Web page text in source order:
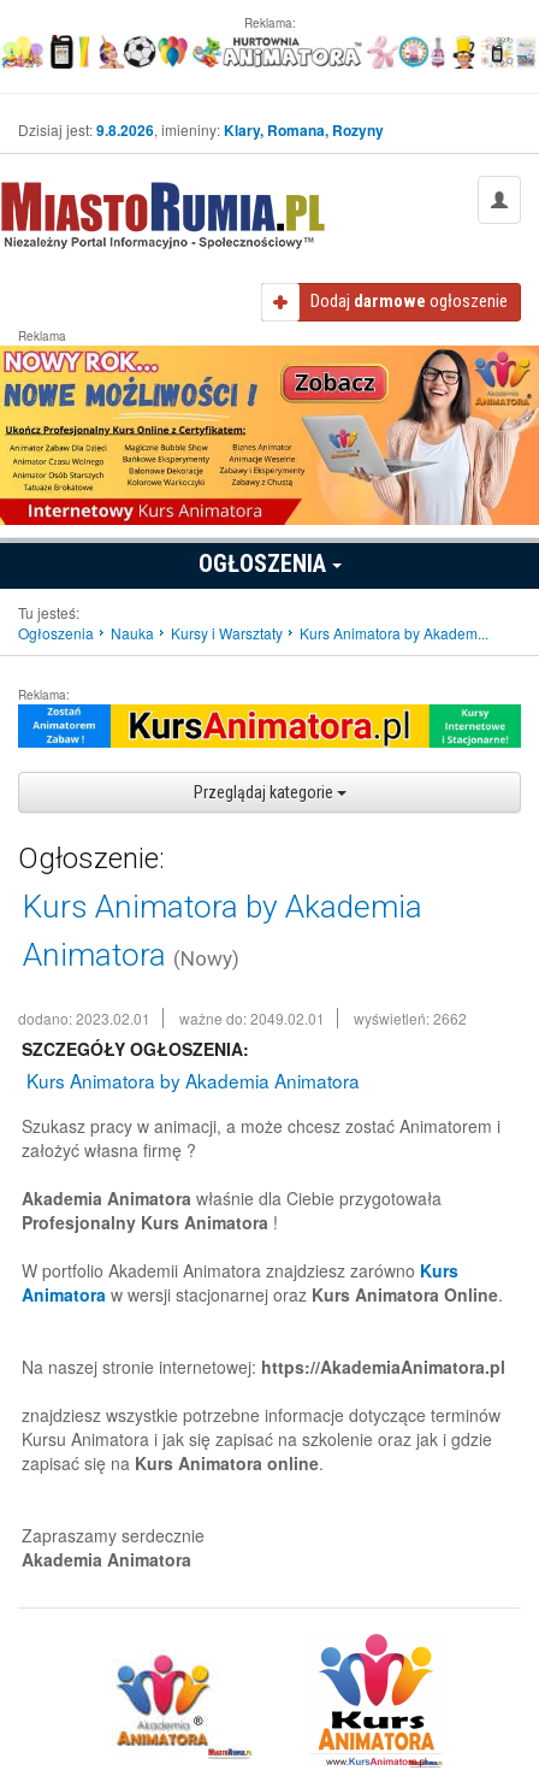
Reklama:
Dzisiaj jest:9.8.2026, imieniny:Klary, Romana, Rozyny
Dodaj darmowe ogłoszenie
Reklama
OGŁOSZENIA
Tu jesteś:
Ogłoszenia
Nauka Kursy i Warsztaty Kurs Animatora by Akadem...
Reklama:
Przeglądaj kategorie
Ogłoszenie:
Kurs Animatora by Akademia
Animatora (Nowy)
dodano: 2023.02.01 ważne do: 2049.02.01 wyświetleń: 2662
SZCZEGÓŁY OGŁOSZENIA:
Kurs Animatora by Akademia Animatora
Szukasz pracy w animacji, a może chcesz zostać Animatorem i
założyć własna firmę ?
Akademia Animatora właśnie dla Ciebie przygotowała
Profesjonalny Kurs Animatora !
W portfolio Akademii Animatora znajdziesz zarówno Kurs
Animatora w wersji stacjonarnej oraz Kurs Animatora Online.
Na naszej stronie internetowej: https://AkademiaAnimatora.pl
znajdziesz wszystkie potrzebne informacje dotyczące terminów
Kursu Animatora i jak się zapisać na szkolenie oraz jak i gdzie
zapisać się na Kurs Animatora online.
Zapraszamy serdecznie
Akademia Animatora